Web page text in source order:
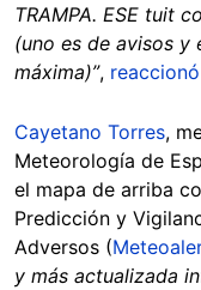
TRAMPA. ESE tuit
(uno es de avisos y
máxima)”, reaccionó
Cayetano Torres,
Meteorología de
el mapa de arriba
Predicción y
Adversos (
y más actualizada